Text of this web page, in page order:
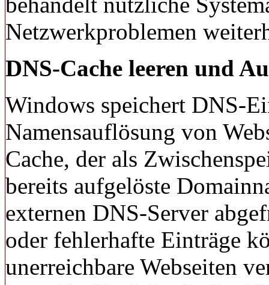
Netzwerkproblemen
DNS-Cache leeren und
Windows speichert DNS-
Namensauflösung von
Cache, der als
bereits aufgelöste
externen DNS-Server
oder fehlerhafte Einträge
unerreichbare Webseiten